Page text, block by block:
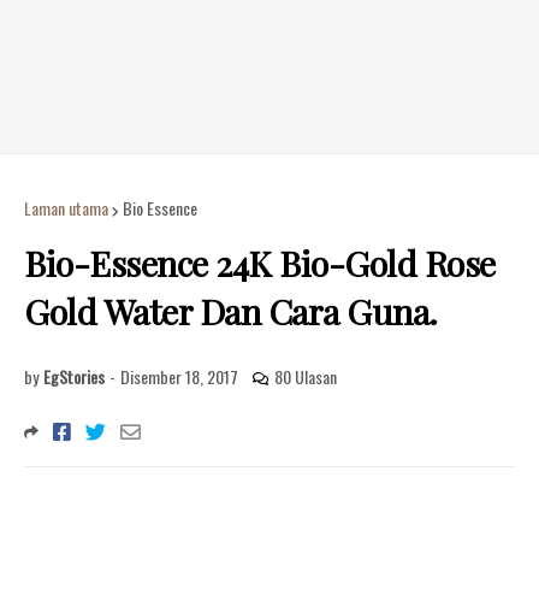
Laman utama Bio Essence
Bio-Essence 24K Bio-Gold Rose
Gold Water Dan Cara Guna.
by EgStories - Disember 18, 2017 80 Ulasan